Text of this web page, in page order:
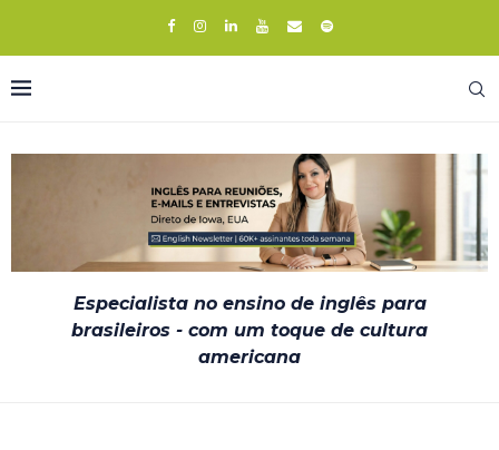
Especialista no ensino de inglês para
brasileiros - com um toque de cultura
americana